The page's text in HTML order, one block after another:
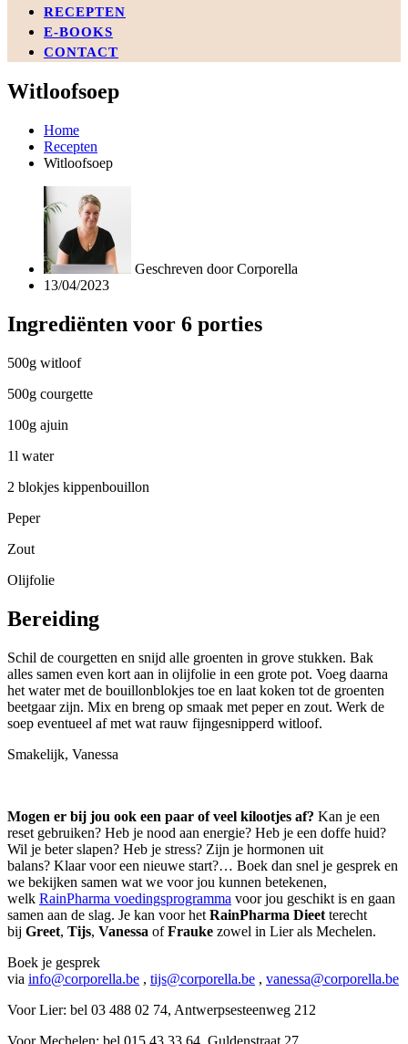
RECEPTEN
E-BOOKS
CONTACT
Witloofsoep
Home
Recepten
Witloofsoep
Geschreven doorCorporella
13/04/2023
Ingrediënten voor 6 porties
500g witloof
500g courgette
100g ajuin
1l water
2 blokjes kippenbouillon
Peper
Zout
Olijfolie
Bereiding
Schil de courgetten en snijd alle groenten in grove stukken. Bak
alles samen even kort aan in olijfolie in een grote pot. Voeg daarna
het water met de bouillonblokjes toe en laat koken tot de groenten
beetgaar zijn. Mix en breng op smaak met peper en zout. Werk de
soep eventueel af met wat rauw fijngesnipperd witloof.
Smakelijk, Vanessa
Mogen er bij jou ook een paar of veel kilootjes af? Kan je een
reset gebruiken? Heb je nood aan energie? Heb je een doffe huid?
Wil je beter slapen? Heb je stress? Zijn je hormonen uit
balans? Klaar voor een nieuwe start?… Boek dan snel je gesprek en
we bekijken samen wat we voor jou kunnen betekenen,
welk RainPharma voedingsprogramma voor jou geschikt is en gaan
samen aan de slag. Je kan voor het RainPharma Dieet terecht
bij Greet, Tijs, Vanessa ofFrauke zowel in Lier als Mechelen.
Boek je gesprek
via info@corporella.be , tijs@corporella.be , vanessa@corporella.be
Voor Lier: bel 03 488 02 74, Antwerpsesteenweg 212
Voor Mechelen: bel 015 43 33 64, Guldenstraat 27